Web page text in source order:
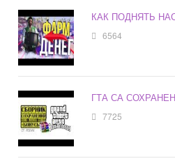
КАК ПОДНЯТЬ
6564
ГТА СА
7725